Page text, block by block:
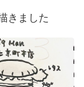
きました